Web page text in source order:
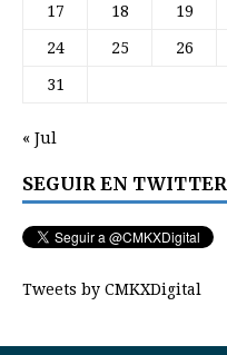
17 18 19
24 25 26
31
« Jul
SEGUIR EN TWITTER
Tweets by CMKXDigital